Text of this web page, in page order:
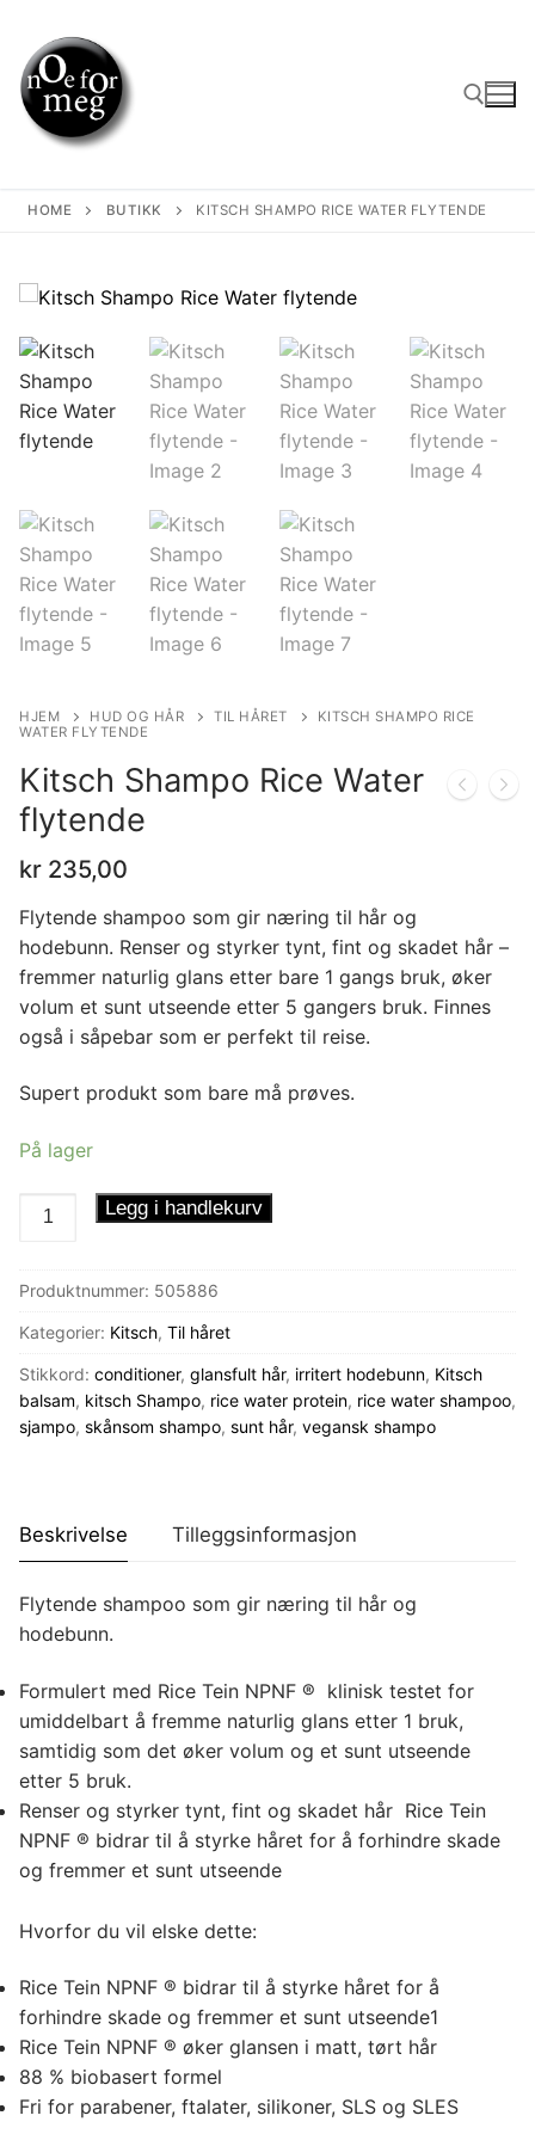
content
HOME BUTIKK KITSCH SHAMPO RICE WATER FLYTENDE
HJEM HUD OG HÅR TIL HÅRET
KITSCH SHAMPO RICE
WATER FLYTENDE
Kitsch Shampo Rice Water
flytende
kr 235,00
Flytende shampoo som gir næring til hår og
hodebunn. Renser og styrker tynt, fint og skadet hår –
fremmer naturlig glans etter bare 1 gangs bruk, øker
volum et sunt utseende etter 5 gangers bruk. Finnes
også i såpebar som er perfekt til reise.
Supert produkt som bare må prøves.
På lager
Kitsch
Water
flytende
Legg i handlekurv
Produktnummer: 505886
Kategorier: Kitsch, Til håret
Stikkord: conditioner, glansfult hår, irritert hodebunn, Kitsch
balsam, kitsch Shampo, rice water protein, rice water shampoo,
sjampo, skånsom shampo, sunt hår, vegansk shampo
Beskrivelse Tilleggsinformasjon
Flytende shampoo som gir næring til hår og
hodebunn.
Formulert med Rice Tein NPNF ® ️ klinisk testet for
umiddelbart å fremme naturlig glans etter 1 bruk,
samtidig som det øker volum og et sunt utseende
etter 5 bruk.
Renser og styrker tynt, fint og skadet hår Rice Tein
NPNF ® bidrar til å styrke håret for å forhindre skade
og fremmer et sunt utseende
Hvorfor du vil elske dette:
Rice Tein NPNF ® bidrar til å styrke håret for å
forhindre skade og fremmer et sunt utseende1
Rice Tein NPNF ® øker glansen i matt, tørt hår
88 % biobasert formel
Fri for parabener, ftalater, silikoner, SLS og SLES